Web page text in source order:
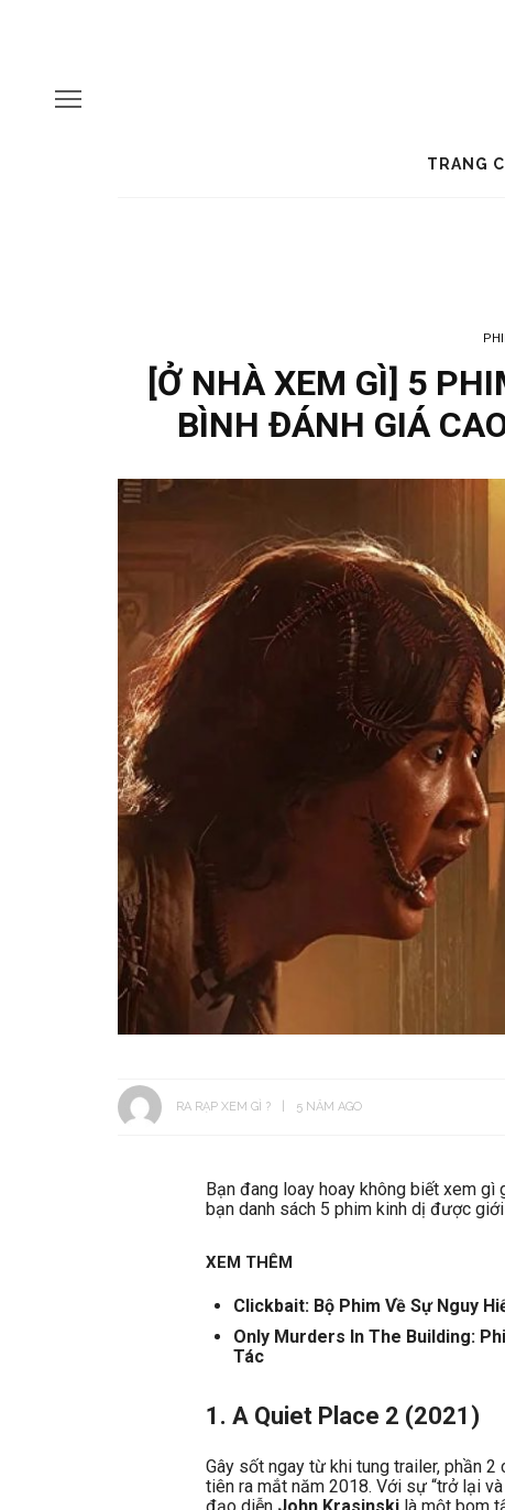
TRANG
[Ở NHÀ XEM GÌ] 5
BÌNH ĐÁNH GIÁ
RA RẠP XEM GÌ ? 5 NĂM AGO
Bạn đang loay hoay không biết xem gì
bạn danh sách 5 phim kinh dị được
XEM THÊM
Clickbait: Bộ Phim Về Sự Nguy
Only Murders In The Building:
Tác
1. A Quiet Place 2 (2021)
Gây sốt ngay từ khi tung trailer, phần 2
tiên ra mắt năm 2018. Với sự “trở lại